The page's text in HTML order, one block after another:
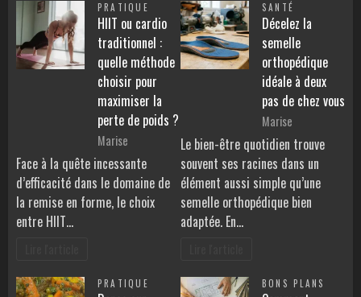
PRATIQUE
HIIT ou cardio
traditionnel :
quelle méthode
choisir pour
maximiser la
perte de poids ?
Marise
Face à la quête incessante
d’efficacité dans le domaine de
la remise en forme, le choix
entre HIIT…
SANTÉ
Décelez la
semelle
orthopédique
idéale à deux
pas de chez vous
Marise
Le bien-être quotidien trouve
souvent ses racines dans un
élément aussi simple qu’une
semelle orthopédique bien
adaptée. En…
PRATIQUE BONS PLANS